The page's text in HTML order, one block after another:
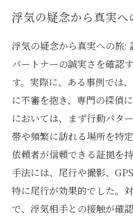
浮気調査の重要性: 真
浮気の疑念から真実へ
浮気の疑念から真実への旅:
パートナーの誠実さを確認
す。実際に、ある事例では
に不審を抱き、専門の探偵
においては、まず行動パタ
帯や頻繁に訪れる場所を特
依頼者が信頼できる証拠を
手法には、尾行や撮影、
特に尾行が効果的でした。
で、浮気相手との接触が確